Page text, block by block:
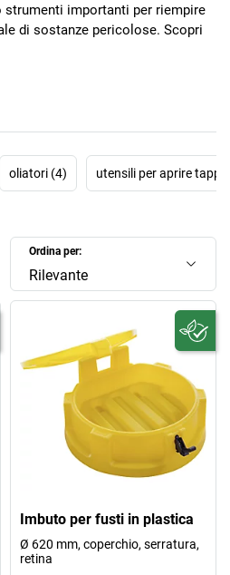
importanti per riempire
di sostanze pericolose. Scopri
oliatori (4) utensili per aprire tappi
Ordina per:
Rilevante
Imbuto per fusti in plastica
Ø 620 mm, coperchio, serratura,
retina